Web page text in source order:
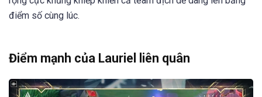
điểm số cùng lúc.
Điểm mạnh của Lauriel liên quân